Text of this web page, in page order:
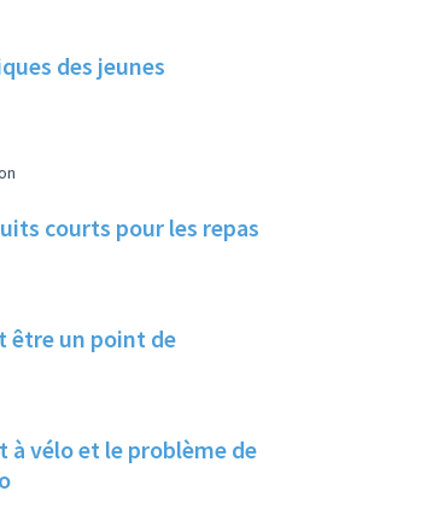
des jeunes
courts pour les repas
être un point de
à vélo et le problème de